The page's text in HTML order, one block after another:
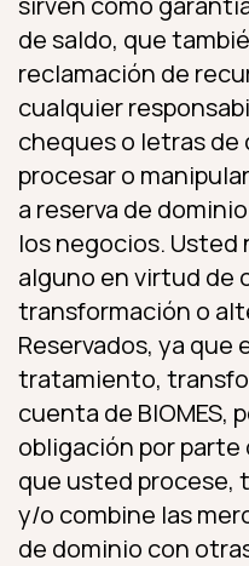
de saldo, que
reclamación de
cualquier
cheques o letras de
procesar o
a reserva de
los negocios.
alguno en virtud de
transformación o
Reservados, ya
tratamiento,
cuenta de BIOMES,
obligación por parte
que usted procese,
y/o combine las
de dominio con